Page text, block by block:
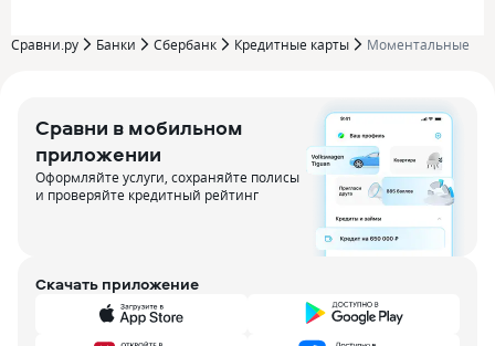
Сравни.ру Банки Сбербанк Кредитные карты Моментальные
Сравни в мобильном
приложении
Оформляйте услуги, сохраняйте полисы
и проверяйте кредитный рейтинг
Скачать приложение